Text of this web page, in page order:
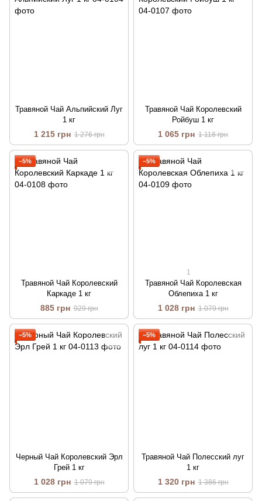
Травяной Чай Альпийский Луг
1 кг
1 215 грн 1 276 грн
Травяной Чай Королевский
Ройбуш 1 кг
1 065 грн 1 118 грн
−5%
Травяной Чай Королевский
Каркаде 1 кг
885 грн 929 грн
−5%
1
Травяной Чай Королевская
Облепиха 1 кг
1 028 грн 1 079 грн
−5%
Черный Чай Королевский Эрл
Грей 1 кг
1 028 грн 1 079 грн
−5%
Травяной Чай Полесский луг
1 кг
1 320 грн 1 386 грн